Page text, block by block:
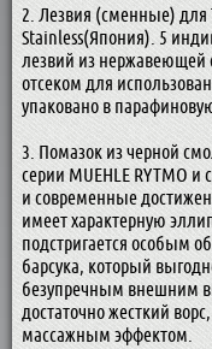
2. Лезвия (сменные) для
Stainless(Япония). 5
лезвий из нержавеющей
отсеком для
упаковано в
3. Помазок из черной
серии MUEHLE RYTMO и
и современные
имеет характерную
подстригается особым
барсука, который
безупречным внешним
достаточно жесткий
массажным эффектом.